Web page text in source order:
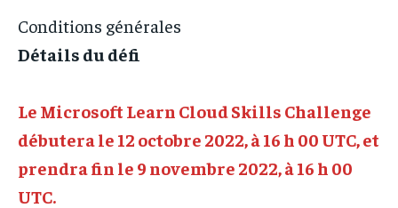
Conditions générales
Détails du défi
Le Microsoft Learn Cloud Skills Challenge
débutera le 12 octobre 2022, à 16 h 00 UTC, et
prendra fin le 9 novembre 2022, à 16 h 00
UTC.